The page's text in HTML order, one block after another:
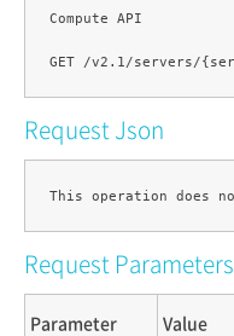
Compute API
Request Json
Request Parameters
Parameter Value